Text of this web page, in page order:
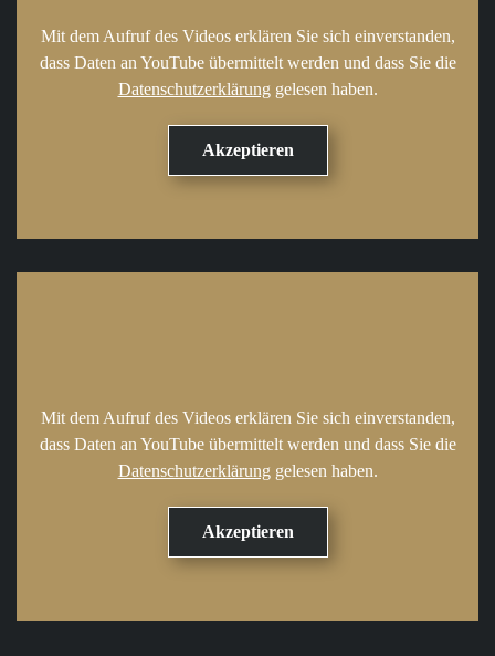
Mit dem Aufruf des Videos erklären Sie sich einverstanden,
dass Daten an YouTube übermittelt werden und dass Sie die
Datenschutzerklärung gelesen haben.
Mit dem Aufruf des Videos erklären Sie sich einverstanden,
dass Daten an YouTube übermittelt werden und dass Sie die
Datenschutzerklärung gelesen haben.